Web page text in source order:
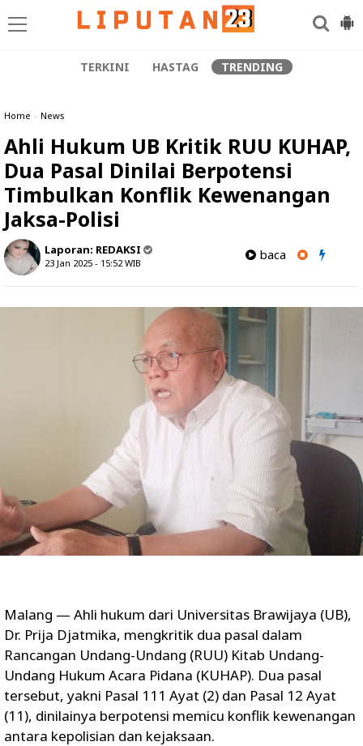
TERKINI HASTAG TRENDING
Home » News
Ahli Hukum UB Kritik RUU KUHAP,
Dua Pasal Dinilai Berpotensi
Timbulkan Konflik Kewenangan
Jaksa-Polisi
Laporan: REDAKSI
23 Jan 2025 - 15:52WIB
baca
Malang — Ahli hukum dari Universitas Brawijaya (UB),
Dr. Prija Djatmika, mengkritik dua pasal dalam
Rancangan Undang-Undang (RUU) Kitab Undang-
Undang Hukum Acara Pidana (KUHAP). Dua pasal
tersebut, yakni Pasal 111 Ayat (2) dan Pasal 12 Ayat
(11), dinilainya berpotensi memicu konflik kewenangan
antara kepolisian dan kejaksaan.